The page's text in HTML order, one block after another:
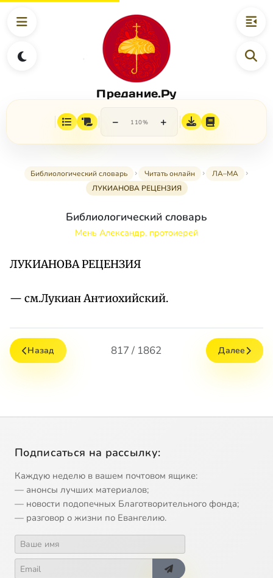
Предание.Ру
− 110% +
Библиологический словарь Читать онлайн
ЛА–МА
ЛУКИАНОВА РЕЦЕНЗИЯ
Библиологический словарь
Мень Александр, протоиерей
ЛУКИАНОВА РЕЦЕНЗИЯ
— см.Лукиан Антиохийский.
Назад 817 / 1862 Далее
Подписаться на рассылку:
Каждую неделю в вашем почтовом ящике:
— анонсы лучших материалов;
— новости подопечных Благотворительного фонда;
— разговор о жизни по Евангелию.